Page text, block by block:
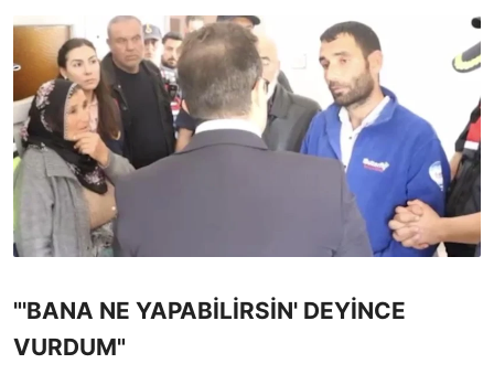
"'BANA NE YAPABİLİRSİN' DEYİNCE
VURDUM"